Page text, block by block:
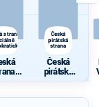
strana
Česká
pirátská
strana
Česká
pirátská
strana